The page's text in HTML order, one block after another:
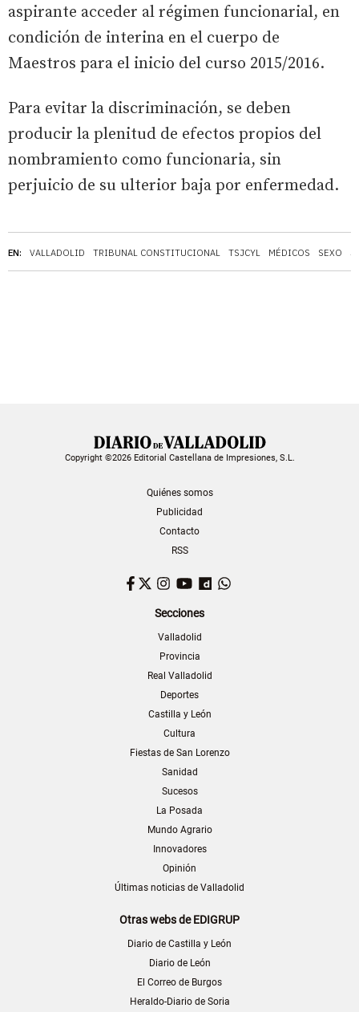
EN: VALLADOLID TRIBUNAL CONSTITUCIONAL TSJCYL MÉDICOS SEXO
aspirante acceder al régimen funcionarial, en
condición de interina en el cuerpo de
Maestros para el inicio del curso 2015/2016.
Para evitar la discriminación, se deben
producir la plenitud de efectos propios del
nombramiento como funcionaria, sin
perjuicio de su ulterior baja por enfermedad.
Copyright ©2026 Editorial Castellana de Impresiones, S.L.
Quiénes somos
Publicidad
Contacto
RSS
Facebook
TwitterInstagram
YouTubeDailymotion
Secciones
Valladolid
Provincia
Real Valladolid
Deportes
Castilla y León
Cultura
Fiestas de San Lorenzo
Sanidad
Sucesos
La Posada
Mundo Agrario
Innovadores
Opinión
Últimas noticias de Valladolid
Otras webs de EDIGRUP
Diario de Castilla y León
Diario de León
El Correo de Burgos
Heraldo-Diario de Soria